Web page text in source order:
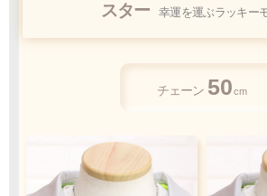
ご注文完了後『お支払い手続き』のリン
スター 幸運を運ぶラッキー
チェーン 50cm